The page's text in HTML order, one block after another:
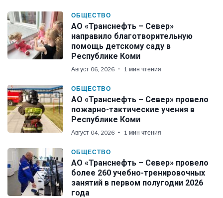
ОБЩЕСТВО
АО «Транснефть – Север»
направило благотворительную
помощь детскому саду в
Республике Коми
Август 06, 2026 1 мин чтения
ОБЩЕСТВО
АО «Транснефть – Север» провело
пожарно-тактические учения в
Республике Коми
Август 04, 2026 1 мин чтения
ОБЩЕСТВО
АО «Транснефть – Север» провело
более 260 учебно-тренировочных
занятий в первом полугодии 2026
года